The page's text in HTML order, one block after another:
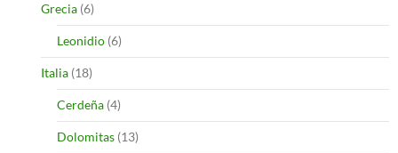
Grecia (6)
Leonidio (6)
Italia (18)
Cerdeña (4)
Dolomitas (13)